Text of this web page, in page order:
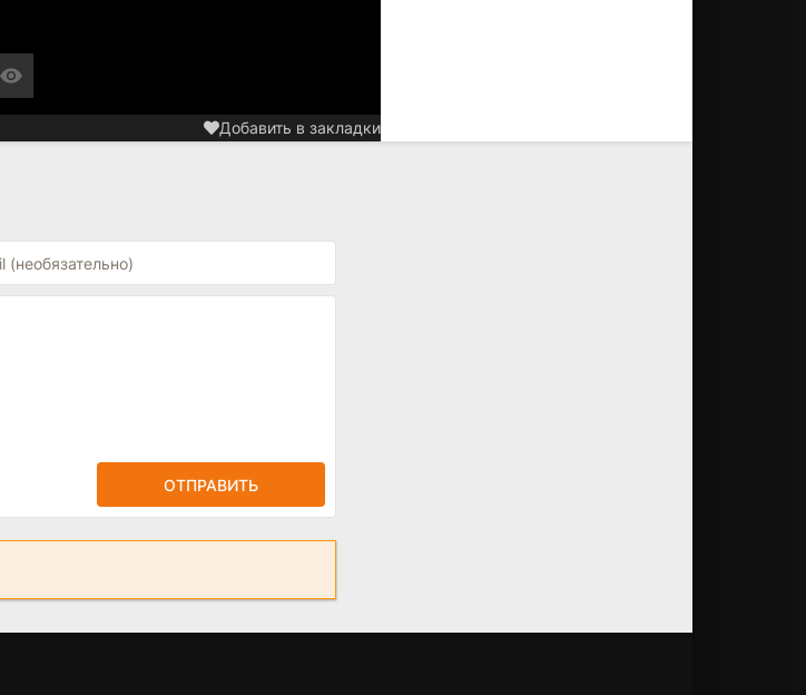
Добавить в закладки
ОТПРАВИТЬ